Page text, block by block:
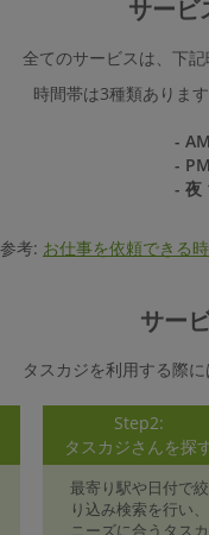
サービ
全てのサービスは、下記
時間帯は3種類ありま
-
-
- 夜
参考: お仕事を依頼できる
サー
タスカジを利用する際
Step2:
タスカジさんを探
最寄り駅や日付で絞
り込み検索を行い、
ニーズに合うタスカ